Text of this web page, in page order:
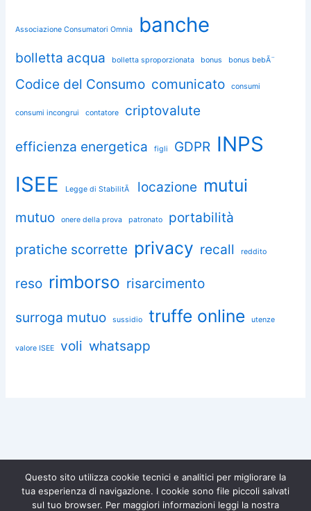
Associazione Consumatori Omnia banche
bolletta acqua bolletta sproporzionata bonus bonus bebÃ¨
Codice del Consumo comunicato consumi
consumi incongrui contatore criptovalute
efficienza energetica figli GDPR INPS
ISEE
Legge di StabilitÃ locazione mutui
mutuo onere della prova patronato
portabilità
pratiche scorrette privacy recall reddito
reso rimborso risarcimento
surroga mutuo sussidio truffe online utenze
valore ISEE voli whatsapp
Chiedi aiuto a Omnia
Questo sito utilizza cookie tecnici e analitici per migliorare la
tua esperienza di navigazione. I cookie sono file piccoli salvati
sul tuo browser. Per maggiori informazioni leggi la nostra